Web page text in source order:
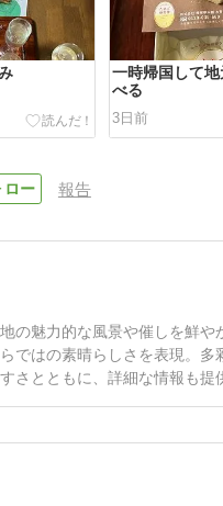
一時帰国して
べる
3日前
報告
の魅力的な風景や催しを鮮
ではの素晴らしさを表現。
さとともに、詳細な情報も提